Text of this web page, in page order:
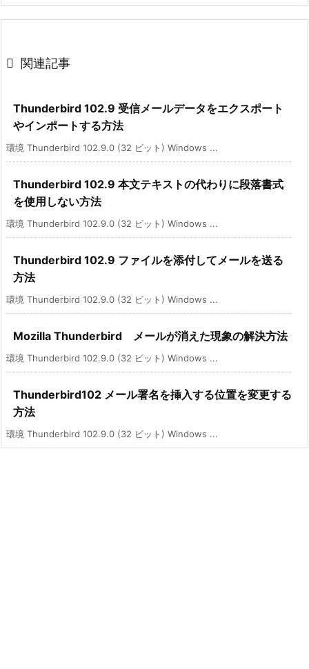
 関連記事
Thunderbird 102.9 受信メールデータをエクスポート
やインポートする方法
環境 Thunderbird 102.9.0 (32 ビット) Windows ...
Thunderbird 102.9 本文テキストの代わりに段落書式
を使用しない方法
環境 Thunderbird 102.9.0 (32 ビット) Windows ...
Thunderbird 102.9 ファイルを添付してメールを送る
方法
環境 Thunderbird 102.9.0 (32 ビット) Windows ...
Mozilla Thunderbird メールが消えた現象の解決方法
環境 Thunderbird 102.9.0 (32 ビット) Windows ...
Thunderbird102 メール署名を挿入する位置を変更する
方法
環境 Thunderbird 102.9.0 (32 ビット) Windows ...